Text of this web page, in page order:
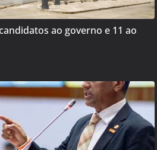
ao governo e 11 ao